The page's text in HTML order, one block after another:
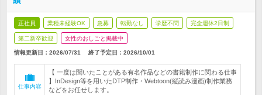
正社員 業種未経験OK 急募 転勤なし 学歴不問 完全週休2日制
第二新卒歓迎 女性のおしごと掲載中
情報更新日：2026/07/31 終了予定日： 2026/10/01
仕事内容
【 一度は聞いたことがある有名作品などの書籍制作に関わる仕事
】InDesign等を用いたDTP制作・Webtoon(縦読み漫画)制作業務
などをお任せします。